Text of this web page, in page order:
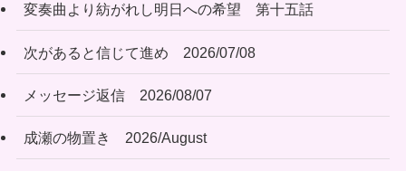
変奏曲より紡がれし明日への希望 第十五話
次があると信じて進め 2026/07/08
メッセージ返信 2026/08/07
成瀬の物置き 2026/August